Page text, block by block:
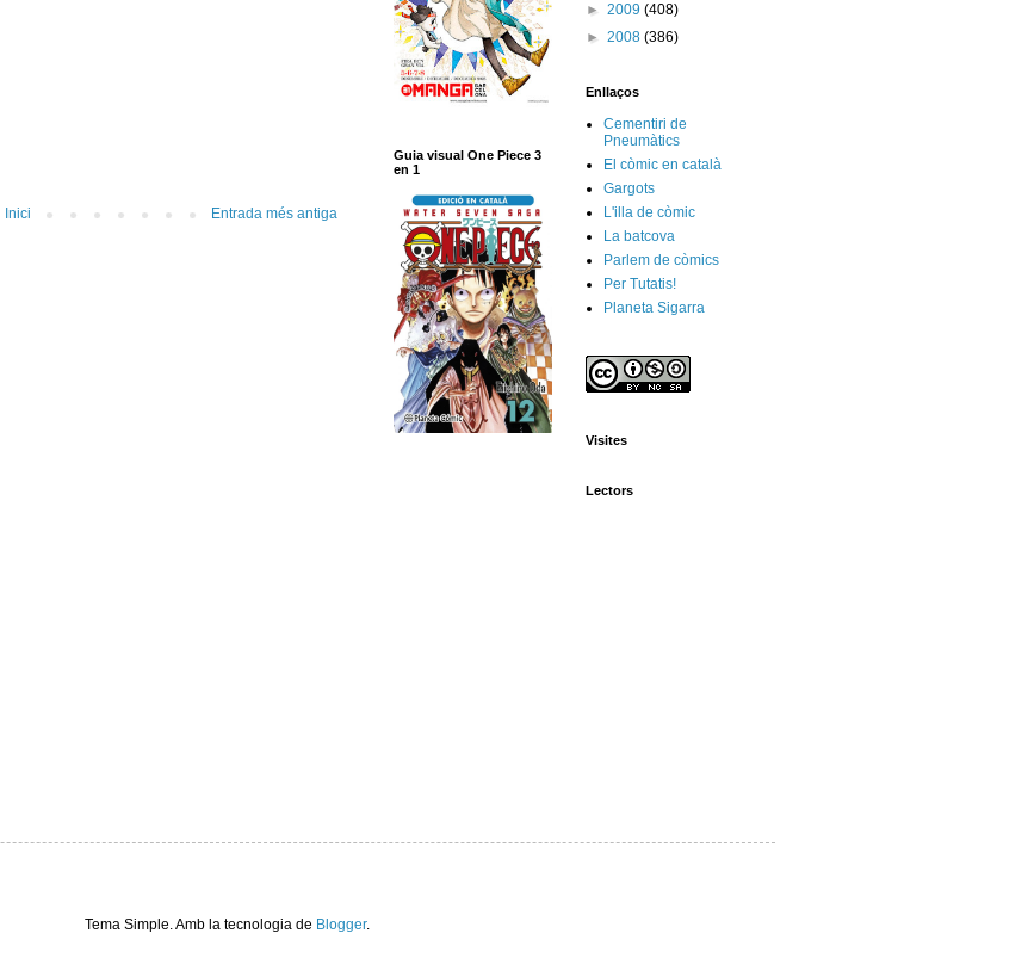
Entrada més antiga
Inici
Guia visual One Piece 3
en 1
► 2009 (408)
► 2008 (386)
Enllaços
Cementiri de
Pneumàtics
El còmic en català
Gargots
L'illa de còmic
La batcova
Parlem de còmics
Per Tutatis!
Planeta Sigarra
Visites
Lectors
Tema Simple. Amb la tecnologia de Blogger.